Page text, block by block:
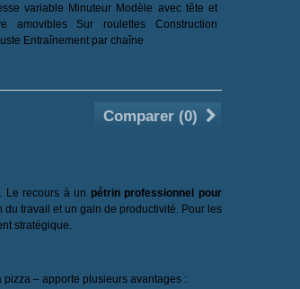
variable Minuteur Modèle avec tête et
amovibles Sur roulettes Construction
Entraînement par chaîne
Comparer (0)
Le recours à un pétrin professionnel pour
travail et un gain de productivité. Pour les
stratégique.
– apporte plusieurs avantages :